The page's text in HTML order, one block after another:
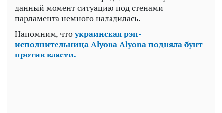
данный момент ситуацию под стенами
парламента немного наладилась.
Напомним, чтоукраинская рэп-
исполнительница Alyona Alyona подняла бунт
против власти.